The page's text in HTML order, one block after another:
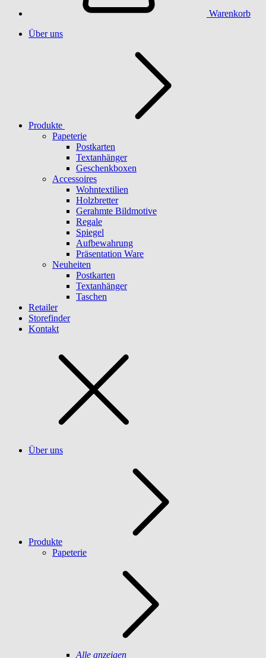
Warenkorb
Über uns
Produkte
Papeterie
Postkarten
Textanhänger
Geschenkboxen
Accessoires
Wohntextilien
Holzbretter
Gerahmte Bildmotive
Regale
Spiegel
Aufbewahrung
Präsentation Ware
Neuheiten
Postkarten
Textanhänger
Taschen
Retailer
Storefinder
Kontakt
Über uns
Produkte
Papeterie
Alle anzeigen